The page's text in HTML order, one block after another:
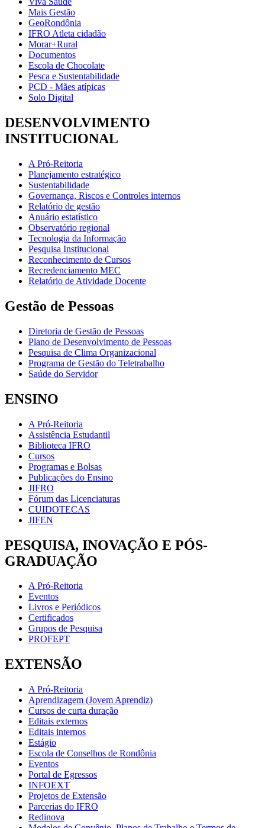
Mais Gestão
GeoRondônia
IFRO Atleta cidadão
Morar+Rural
Documentos
Escola de Chocolate
Pesca e Sustentabilidade
PCD - Mães atípicas
Solo Digital
DESENVOLVIMENTO
INSTITUCIONAL
A Pró-Reitoria
Planejamento estratégico
Sustentabilidade
Governança, Riscos e Controles internos
Relatório de gestão
Anuário estatístico
Observatório regional
Tecnologia da Informação
Pesquisa Institucional
Reconhecimento de Cursos
Recredenciamento MEC
Relatório de Atividade Docente
Gestão de Pessoas
Diretoria de Gestão de Pessoas
Plano de Desenvolvimento de Pessoas
Pesquisa de Clima Organizacional
Programa de Gestão do Teletrabalho
Saúde do Servidor
ENSINO
A Pró-Reitoria
Assistência Estudantil
Biblioteca IFRO
Cursos
Programas e Bolsas
Publicações do Ensino
JIFRO
Fórum das Licenciaturas
CUIDOTECAS
JIFEN
PESQUISA, INOVAÇÃO E PÓS-
GRADUAÇÃO
A Pró-Reitoria
Eventos
Livros e Periódicos
Certificados
Grupos de Pesquisa
PROFEPT
EXTENSÃO
A Pró-Reitoria
Aprendizagem (Jovem Aprendiz)
Cursos de curta duração
Editais externos
Editais internos
Estágio
Escola de Conselhos de Rondônia
Eventos
Portal de Egressos
INFOEXT
Projetos de Extensão
Parcerias do IFRO
Redinova